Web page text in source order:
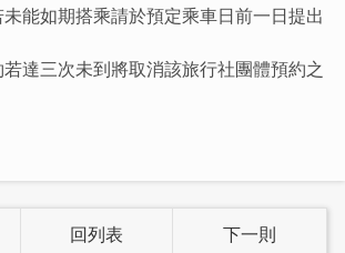
能如期搭乘請於預定乘車日前一日提出
達三次未到將取消該旅行社團體預約之
回列表 下一則